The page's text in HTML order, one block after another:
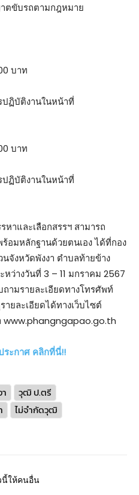
ตขับรถตามกฎหมาย
บาท
ปฏิบัติงานในหน้าที่
บาท
ปฏิบัติงานในหน้าที่
หาและเลือกสรรฯ สามารถ
อมหลักฐานด้วยตนเอง ได้ที่กอง
จังหวัดพังงา ตำบลท้ายข้าง
หว่างวันที่ 3 – 11 มกราคม 2567
ามรายละเอียดทางโทรศัพท์
ายละเอียดได้ทางเว็บไซต์
www.phangngapao.go.th
ระกาศ คลิกที่นี่!!
วุฒิ ป.ตรี
ไม่จำกัดวุฒิ
นี้ให้คนอื่น